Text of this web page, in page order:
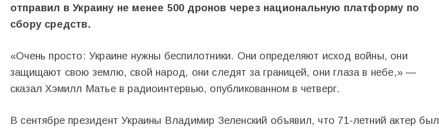
отправил в Украину не менее 500 дронов через национальную платформу по
сбору средств.
«Очень просто: Украине нужны беспилотники. Они определяют исход войны, они
защищают свою землю, свой народ, они следят за границей, они глаза в небе,» —
сказал Хэмилл Матье в радиоинтервью, опубликованном в четверг.
В сентябре президент Украины Владимир Зеленский объявил, что 71-летний актер был